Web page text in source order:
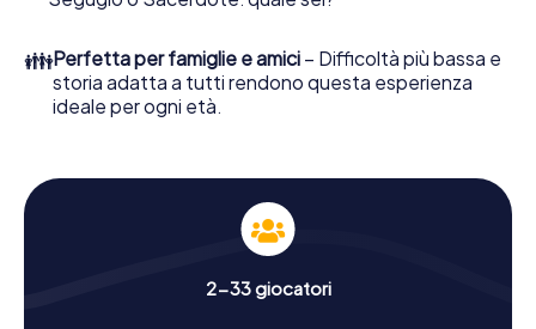
👪Perfetta per famiglie e amici – Difficoltà più bassa e
storia adatta a tutti rendono questa esperienza
ideale per ogni età.
2-33 giocatori